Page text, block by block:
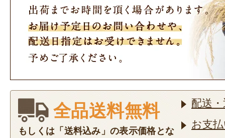
全品送料無料
もしくは「送料込み」の表示価格とな
配送
お支